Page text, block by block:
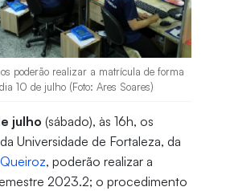
poderão realizar a matrícula de forma
10 de julho (Foto: Ares Soares)
julho (sábado), às 16h, os
Universidade de Fortaleza, da
, poderão realizar a
2023.2; o procedimento